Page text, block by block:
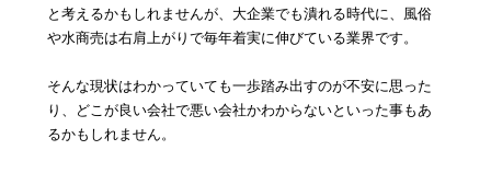
と考えるかもしれませんが、大企業でも潰れる時代に、風俗
や水商売は右肩上がりで毎年着実に伸びている業界です。
そんな現状はわかっていても一歩踏み出すのが不安に思った
り、どこが良い会社で悪い会社かわからないといった事もあ
るかもしれません。